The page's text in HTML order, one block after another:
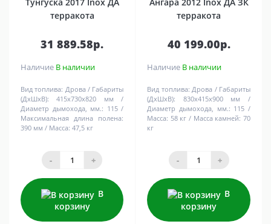
терракота
31 889.58р.
Наличие В наличии
Вид топлива: Дрова
Габариты
(ДхШхВ):
415х730х820 мм
Диаметр дымохода, мм.: 115
Максимальная длина полена:
390 мм
Масса: 47,5 кг
- +
В
корзину
терракота
40 199.00р.
Наличие В наличии
Вид топлива: Дрова
Габариты
(ДхШхВ):
830х415х900 мм
Диаметр дымохода, мм.: 115
Масса: 58 кг Масса камней: 70
кг
- +
В
корзину